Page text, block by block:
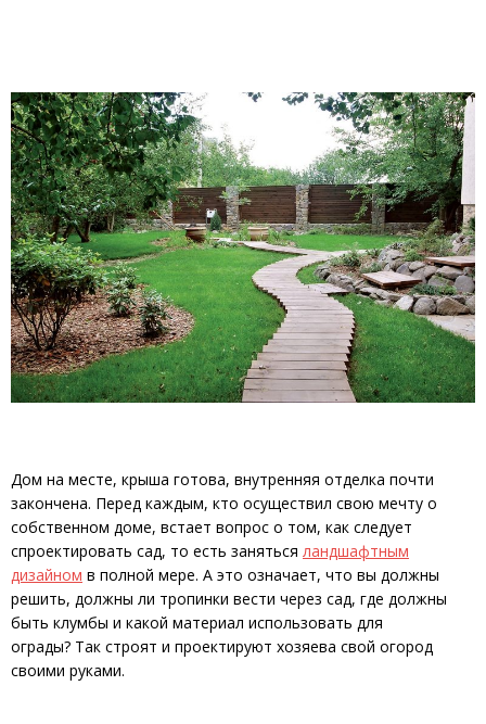
Дом на месте, крыша готова, внутренняя отделка почти
закончена. Перед каждым, кто осуществил свою мечту о
собственном доме, встает вопрос о том, как следует
спроектировать сад, то есть заняться ландшафтным
дизайном в полной мере. А это означает, что вы должны
решить, должны ли тропинки вести через сад, где должны
быть клумбы и какой материал использовать для
ограды? Так строят и проектируют хозяева свой огород
своими руками.